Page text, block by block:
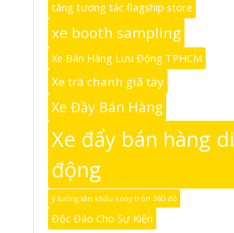
tăng tương tác flagship store
xe booth sampling
Xe Bán Hàng Lưu Động TPHCM
Xe trà chanh giã tay
Xe Đầy Bán Hàng
Xe đẩy bán hàng di
động
ý tưởng sân khấu xoay tròn 360 độ
Độc Đáo Cho Sự Kiện